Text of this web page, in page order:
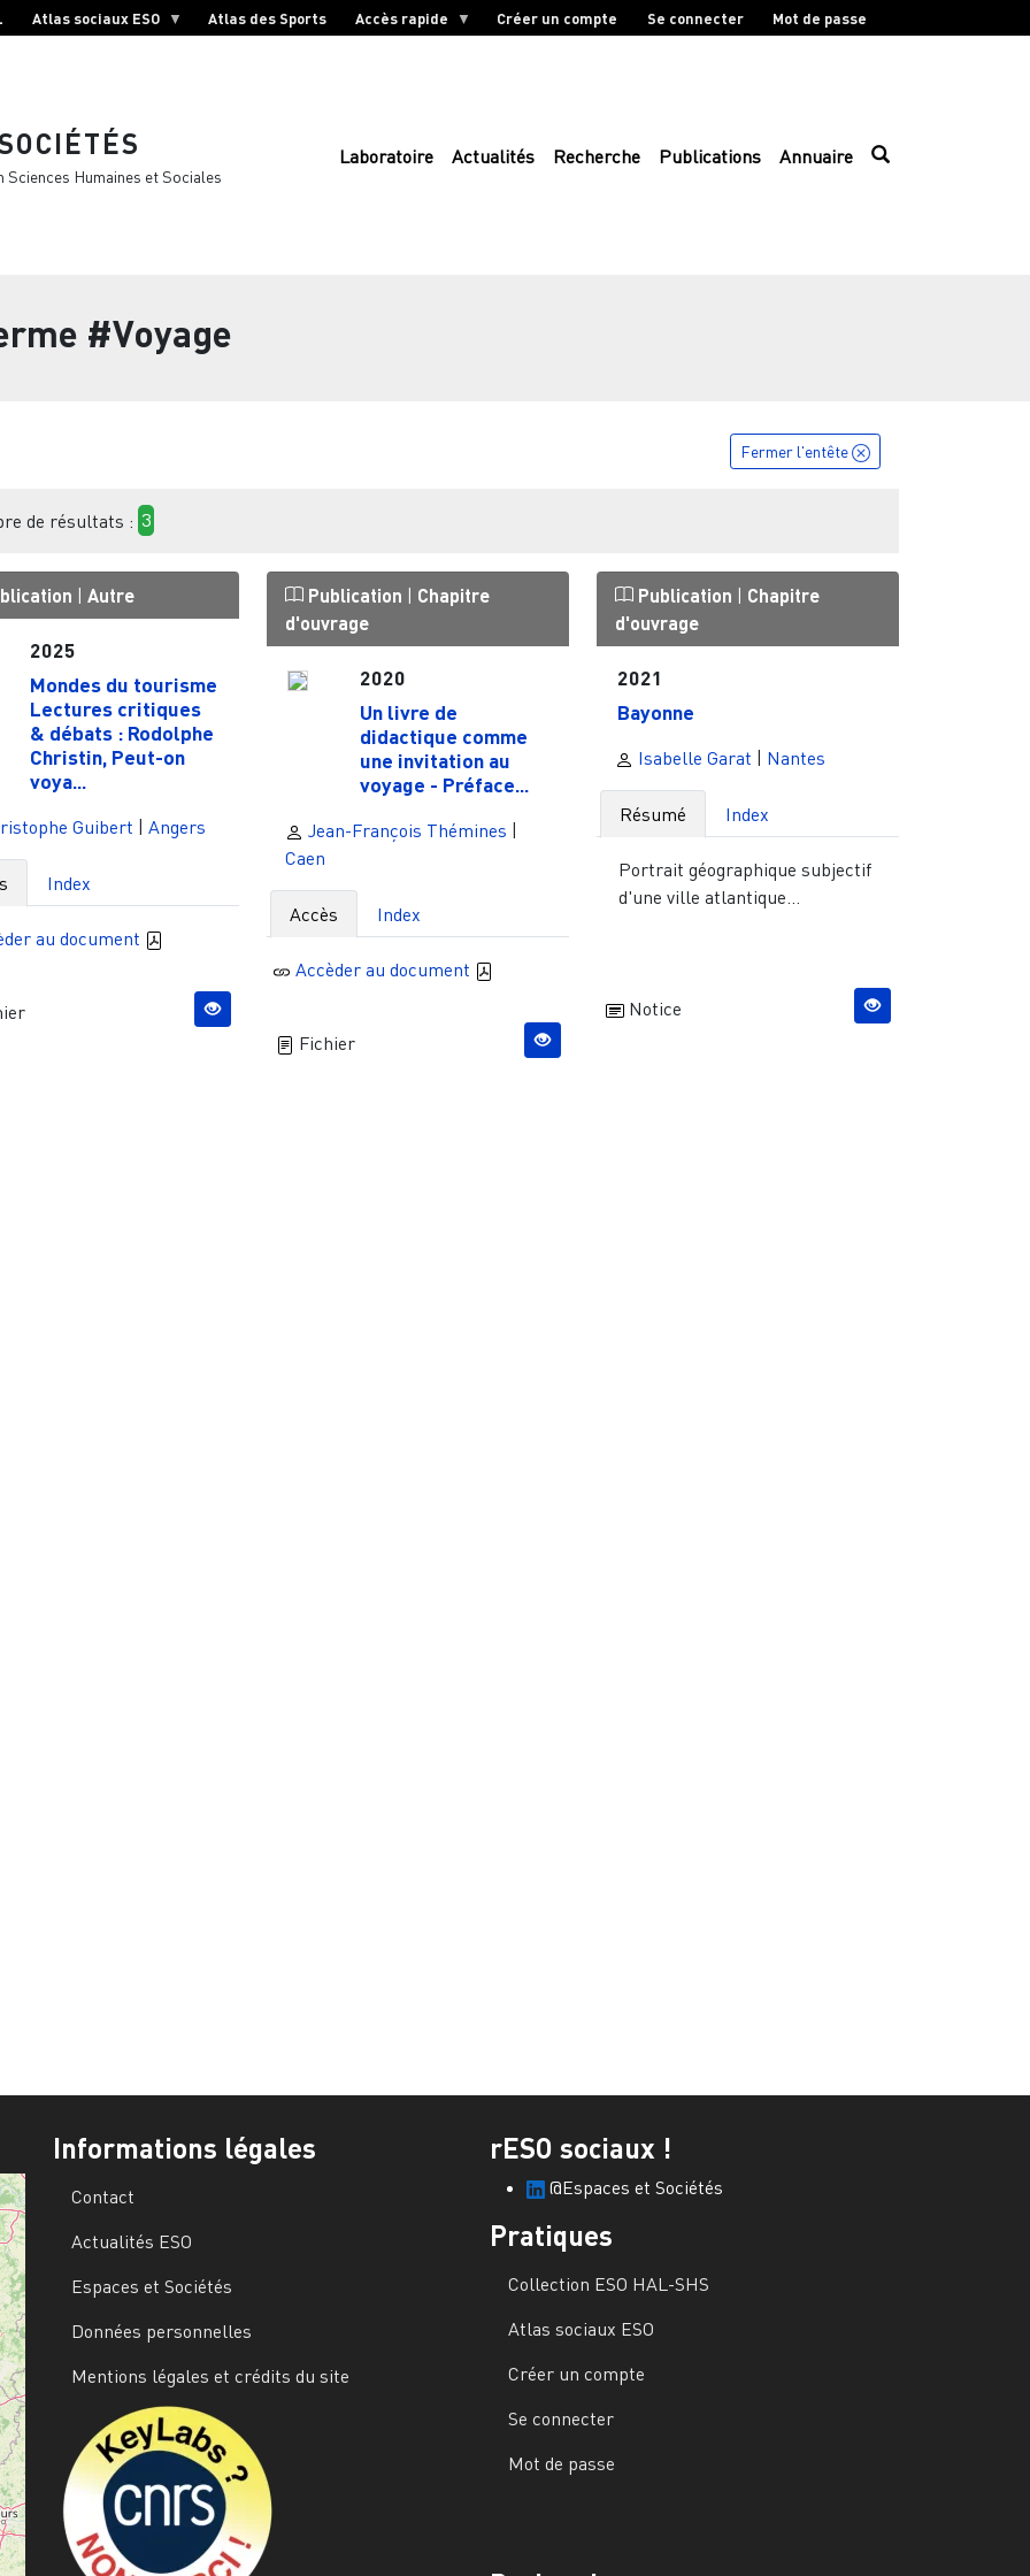
Atlas sociaux ESO Atlas des Sports Accès rapide Créer un compte Se connecter Mot de passe
Humaines et Sociales
Laboratoire Actualités Recherche Publications Annuaire
#Voyage
Fermer l'entête
de résultats : 3
| Autre
2025
Mondes du tourisme
Lectures critiques
& débats : Rodolphe
Christin, Peut-on
voya...
Guibert | Angers
Index
au document
Publication | Chapitre
d'ouvrage
2020
Un livre de
didactique comme
une invitation au
voyage - Préface...
Jean-François Thémines |
Caen
Accès Index
Accèder au document
Fichier
Publication | Chapitre
d'ouvrage
2021
Bayonne
Isabelle Garat | Nantes
Résumé Index
Portrait géographique subjectif
d'une ville atlantique...
Notice
Informations légales
Contact
Actualités ESO
Espaces et Sociétés
Données personnelles
Mentions légales et crédits du site
rESO sociaux !
@Espaces et Sociétés
Pratiques
Collection ESO HAL-SHS
Atlas sociaux ESO
Créer un compte
Se connecter
Mot de passe